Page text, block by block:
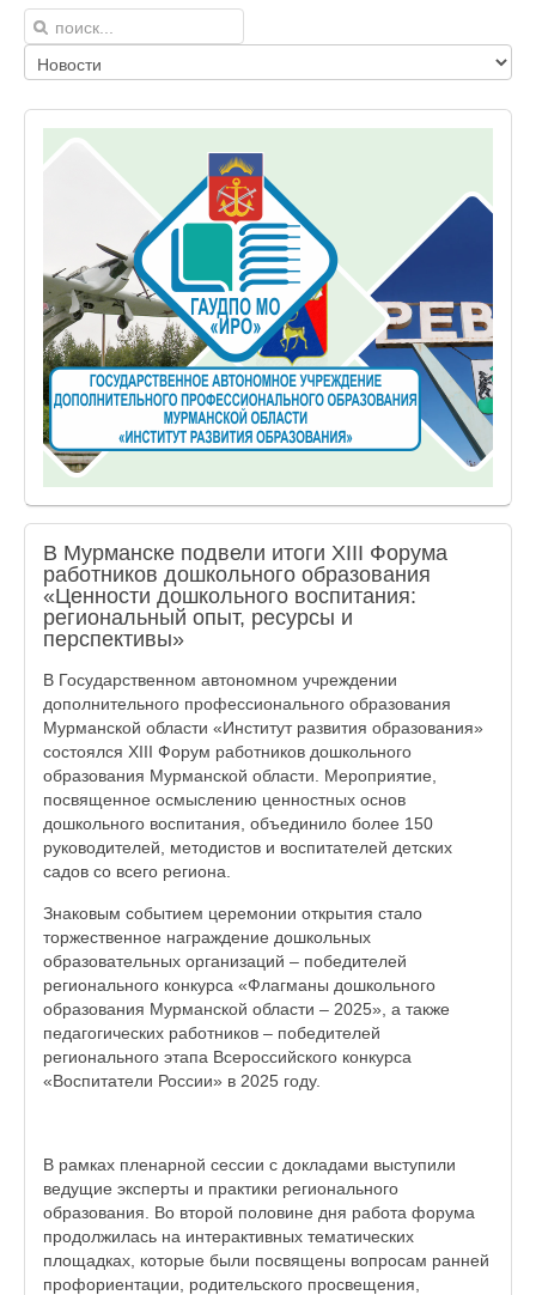
В Мурманске подвели итоги XIII Форума
работников дошкольного образования
«Ценности дошкольного воспитания:
региональный опыт, ресурсы и
перспективы»
В Государственном автономном учреждении
дополнительного профессионального образования
Мурманской области «Институт развития образования»
состоялся XIII Форум работников дошкольного
образования Мурманской области. Мероприятие,
посвященное осмыслению ценностных основ
дошкольного воспитания, объединило более 150
руководителей, методистов и воспитателей детских
садов со всего региона.
Знаковым событием церемонии открытия стало
торжественное награждение дошкольных
образовательных организаций – победителей
регионального конкурса «Флагманы дошкольного
образования Мурманской области – 2025», а также
педагогических работников – победителей
регионального этапа Всероссийского конкурса
«Воспитатели России» в 2025 году.
В рамках пленарной сессии с докладами выступили
ведущие эксперты и практики регионального
образования. Во второй половине дня работа форума
продолжилась на интерактивных тематических
площадках, которые были посвящены вопросам ранней
профориентации, родительского просвещения,